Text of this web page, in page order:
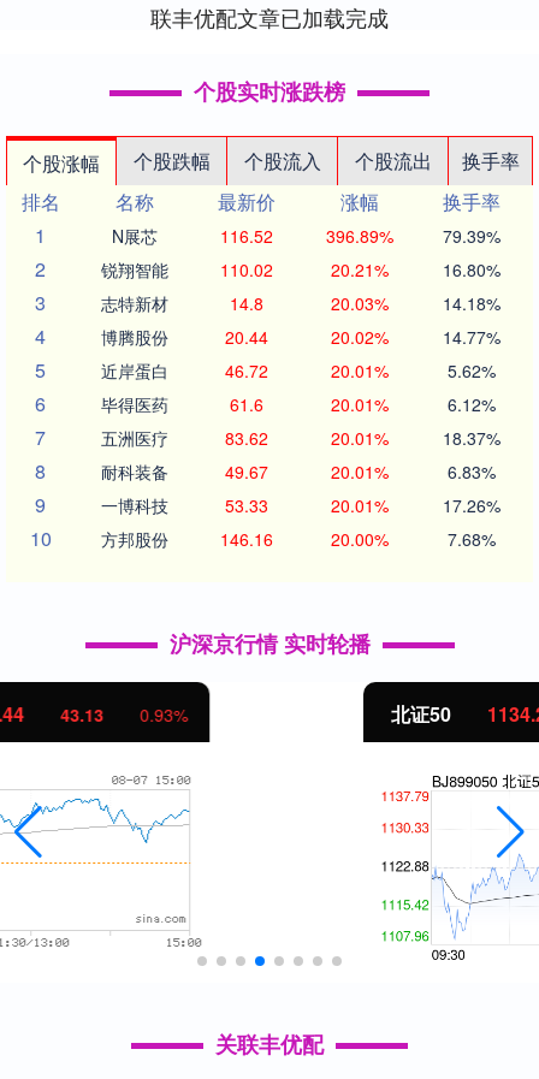
联丰优配文章已加载完成
个股实时涨跌榜
个股涨幅 个股跌幅 个股流入 个股流出
换手率
排名
名称 最新价 涨幅
换手率
1
N展芯 116.52 396.89% 79.39%
2 锐翔智能 110.02 20.21% 16.80%
3 志特新材 14.8 20.03% 14.18%
4 博腾股份 20.44 20.02% 14.77%
5 近岸蛋白 46.72 20.01% 5.62%
6 毕得医药 61.6 20.01% 6.12%
7 五洲医疗 83.62 20.01% 18.37%
8 耐科装备 49.67 20.01% 6.83%
9 一博科技 53.33 20.01% 17.26%
10 方邦股份 146.16 20.00% 7.68%
沪深京行情 实时轮播
北证50 1.01%
关联丰优配